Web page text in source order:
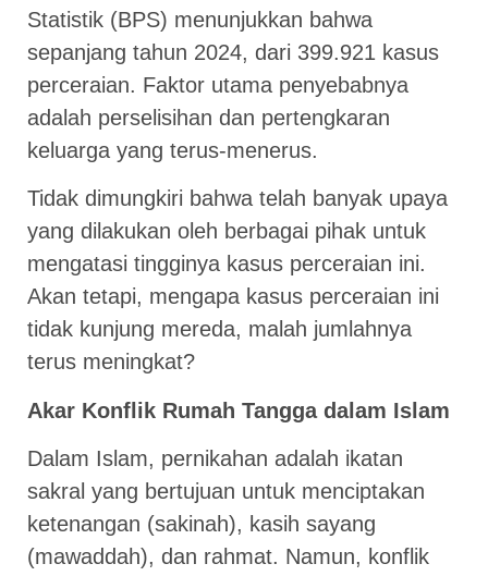
Statistik (BPS) menunjukkan bahwa
sepanjang tahun 2024, dari 399.921 kasus
perceraian. Faktor utama penyebabnya
adalah perselisihan dan pertengkaran
keluarga yang terus-menerus.
Tidak dimungkiri bahwa telah banyak upaya
yang dilakukan oleh berbagai pihak untuk
mengatasi tingginya kasus perceraian ini.
Akan tetapi, mengapa kasus perceraian ini
tidak kunjung mereda, malah jumlahnya
terus meningkat?
Akar Konflik Rumah Tangga dalam Islam
Dalam Islam, pernikahan adalah ikatan
sakral yang bertujuan untuk menciptakan
ketenangan (sakinah), kasih sayang
(mawaddah), dan rahmat. Namun, konflik